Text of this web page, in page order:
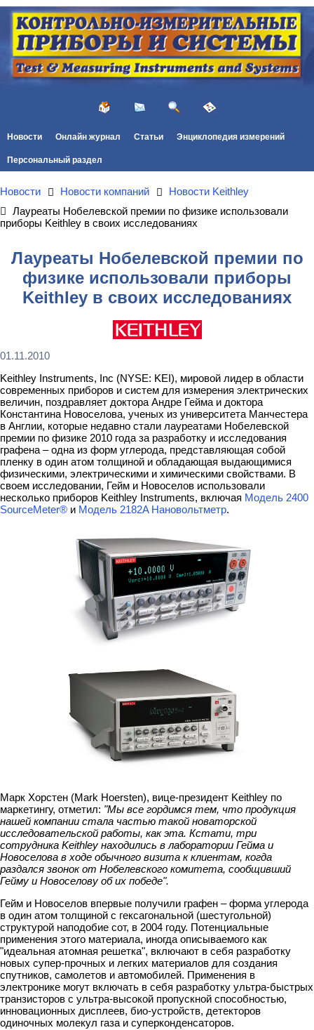
Новости Онлайн журнал Статьи Энциклопедия измерений
Персональный раздел
Новости Новости компаний
Новости Keithley
Лауреаты Нобелевской премии по физике использовали
приборы Keithley в своих исследованиях
Лауреаты Нобелевской премии по
физике использовали приборы
Keithley в своих исследованиях
01.11.2010
Keithley Instruments, Inc (NYSE: KEI), мировой лидер в области
современных приборов и систем для измерения электрических
величин, поздравляет доктора Андре Гейма и доктора
Константина Новоселова, ученых из университета Манчестера
в Англии, которые недавно стали лауреатами Нобелевской
премии по физике 2010 года за разработку и исследования
графена – одна из форм углерода, представляющая собой
пленку в один атом толщиной и обладающая выдающимися
физическими, электрическими и химическими свойствами. В
своем исследовании, Гейм и Новоселов использовали
несколько приборов Keithley Instruments, включая Модель 2400
SourceMeter® и Модель 2182A Нановольтметр.
Марк Хорстен (Mark Hoersten), вице-президент Keithley по
маркетингу, отметил: "Мы все гордимся тем, что продукция
нашей компании стала частью такой новаторской
исследовательской работы, как эта. Кстати, три
сотрудника Keithley находились в лаборатории Гейма и
Новоселова в ходе обычного визита к клиентам, когда
раздался звонок от Нобелевского комитета, сообщивший
Гейму и Новоселову об их победе".
Гейм и Новоселов впервые получили графен – форма углерода
в один атом толщиной с гексагональной (шестугольной)
структурой наподобие сот, в 2004 году. Потенциальные
применения этого материала, иногда описываемого как
"идеальная атомная решетка", включают в себя разработку
новых супер-прочных и легких материалов для создания
спутников, самолетов и автомобилей. Применения в
электронике могут включать в себя разработку ультра-быстрых
транзисторов с ультра-высокой пропускной способностью,
инновационных дисплеев, био-устройств, детекторов
одиночных молекул газа и суперконденсаторов.